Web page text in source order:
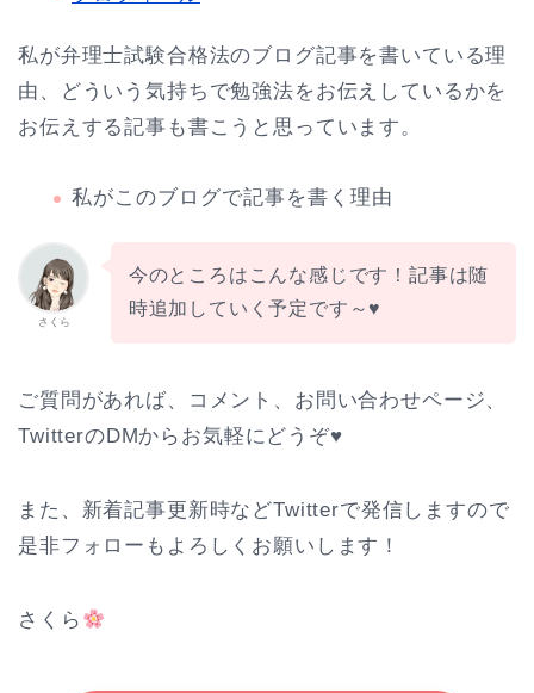
私が弁理士試験合格法のブログ記事を書いている理
由、どういう気持ちで勉強法をお伝えしているかを
お伝えする記事も書こうと思っています。
私がこのブログで記事を書く理由
さくら
今のところはこんな感じです！記事は随
時追加していく予定です～♥
ご質問があれば、コメント、お問い合わせページ、
TwitterのDMからお気軽にどうぞ♥
また、新着記事更新時などTwitterで発信しますので
是非フォローもよろしくお願いします！
さくら